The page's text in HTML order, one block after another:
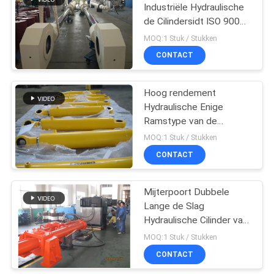
Hydraulische
hijscilinder
hydraulische
servomotor
Industriële Hydraulische
de Cilindersidt ISO 9001
Certificatie
Boringsplatform
MOQ:1 Stuk / Stukken
CONTACT
Hoog rendement
Hydraulische Enige
Ramstype van de
Acterencilinder
Hydraulische Cilinder
MOQ:1 Stuk / Stukken
CONTACT
Mijterpoort Dubbele
Lange de Slag
Hydraulische Cilinder van
de Acteren Hydraulische
Cilinder
MOQ:1 Stuk / Stukken
CONTACT